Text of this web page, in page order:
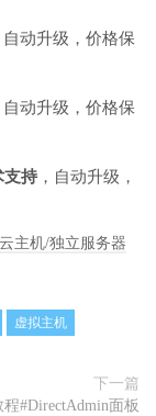
动升级，价格保
动升级，价格保
支持，自动升级，
主机/独立服务器
虚拟主机
下一篇
#DirectAdmin面板